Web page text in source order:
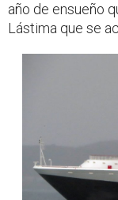
año de ensueño
Lástima que se